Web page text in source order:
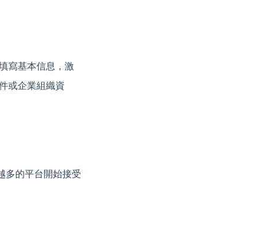
寫基本信息，激
或企業組織資
多的平台開始接受